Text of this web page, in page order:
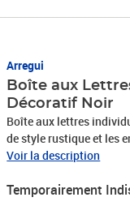
Arregui
Boîte aux
Décoratif Noir
Boîte aux lettres
de style rustique et les
qui repousse l'eau de
A5): capacité pour
Voir la description
Temporairement